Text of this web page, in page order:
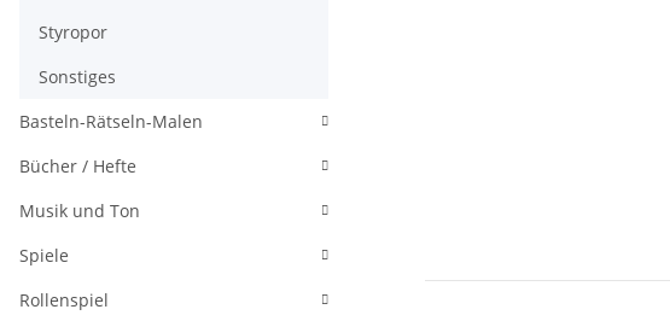
Styropor
Sonstiges
Basteln-Rätseln-Malen
Bücher / Hefte
Musik und Ton
Spiele
Rollenspiel